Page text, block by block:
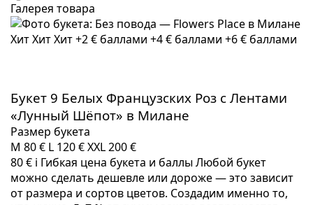
Галерея товара
ХитХитХит+2 € баллами +4 € баллами +6 € баллами
Букет 9 Белых Французских Роз с Лентами
«Лунный Шёпот» в Милане
Размер букета
M 80 € L 120 €XXL200 €
80 € i Гибкая цена букета и баллыЛюбой букет
можно сделать дешевле или дороже — это зависит
от размера и сортов цветов. Создадим именно то,